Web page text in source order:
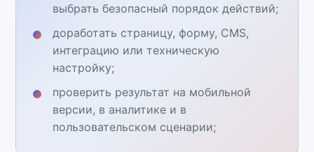
выбрать безопасный порядок действий;
доработать страницу, форму, CMS,
интеграцию или техническую
настройку;
проверить результат на мобильной
версии, в аналитике и в
пользовательском сценарии;